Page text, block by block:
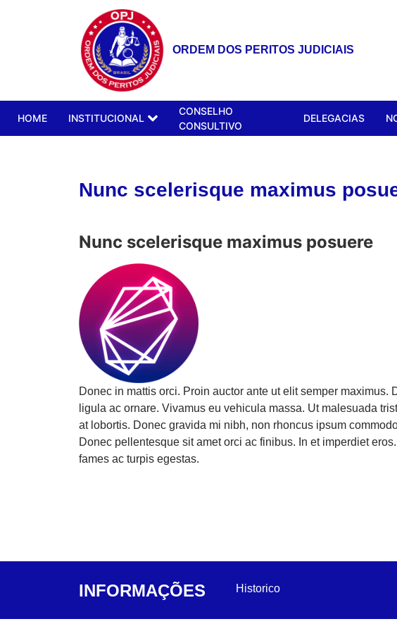
ORDEM DOS PERITOS JUDICIAIS
HOME INSTITUCIONAL
CONSELHO
CONSULTIVO
DELEGACIAS
Nunc scelerisque maximus
Nunc scelerisque maximus posuere
Donec in mattis orci. Proin auctor ante ut elit semper
ligula ac ornare. Vivamus eu vehicula massa. Ut malesuada
at lobortis. Donec gravida mi nibh, non rhoncus ipsum
Donec pellentesque sit amet orci ac finibus. In et imperdiet
fames ac turpis egestas.
INFORMAÇÕES Historico